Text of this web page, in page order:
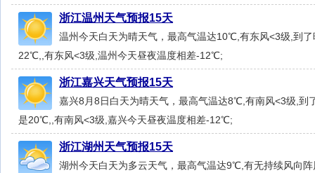
浙江温州天气预报15天
温州今天白天为晴天气，最高气温达10℃,有东风<3级,到
22℃,,有东风<3级,温州今天昼夜温度相差-12℃;
浙江嘉兴天气预报15天
嘉兴8月8日白天为晴天气，最高气温达8℃,有南风<3级,到
是20℃,,有南风<3级,嘉兴今天昼夜温度相差-12℃;
浙江湖州天气预报15天
湖州今天白天为多云天气，最高气温达9℃,有无持续风向